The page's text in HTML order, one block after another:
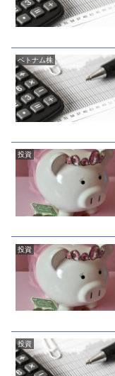
ベトナム株
投資
投資
投資